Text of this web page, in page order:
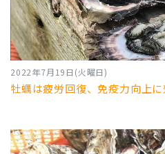
2022年7月19日(火曜日)
牡蠣は疲労回復、免疫力向上に